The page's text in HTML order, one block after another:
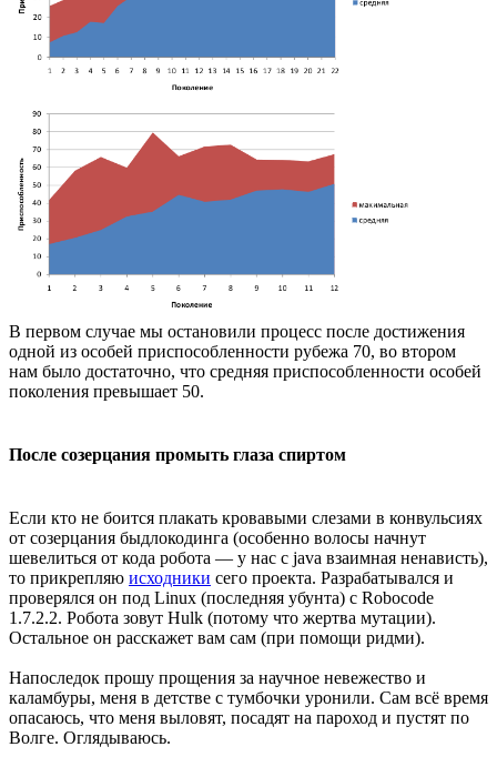
В первом случае мы остановили процесс после достижения
одной из особей приспособленности рубежа 70, во втором
нам было достаточно, что средняя приспособленности особей
поколения превышает 50.
После созерцания промыть глаза спиртом
Если кто не боится плакать кровавыми слезами в конвульсиях
от созерцания быдлокодинга (особенно волосы начнут
шевелиться от кода робота — у нас с java взаимная ненависть),
то прикрепляю исходники сего проекта. Разрабатывался и
проверялся он под Linux (последняя убунта) с Robocode
1.7.2.2. Робота зовут Hulk (потому что жертва мутации).
Остальное он расскажет вам сам (при помощи ридми).
Напоследок прошу прощения за научное невежество и
каламбуры, меня в детстве с тумбочки уронили. Сам всё время
опасаюсь, что меня выловят, посадят на пароход и пустят по
Волге. Оглядываюсь.